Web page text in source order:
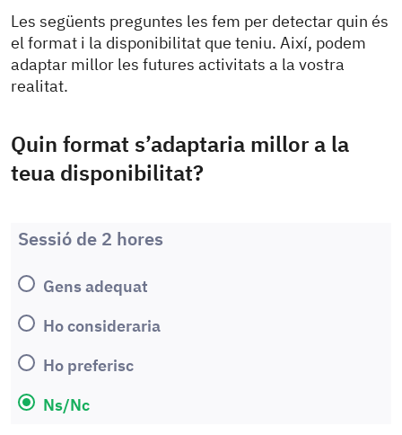
Les següents preguntes les fem per detectar quin és
el format i la disponibilitat que teniu. Així, podem
adaptar millor les futures activitats a la vostra
realitat.
Quin format s’adaptaria millor a la
teua disponibilitat?
Sessió de 2 hores
Gens adequat
Ho consideraria
Ho preferisc
Ns/Nc